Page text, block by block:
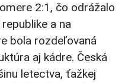
2:1, čo odrážalo
a na
bola rozdeľovaná
aj kádre. Česká
letectva, ťažkej